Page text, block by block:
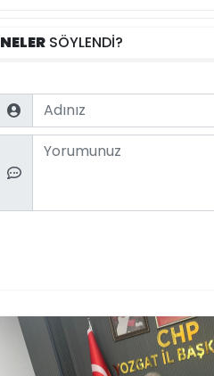
NELERSÖYLENDİ?
Name
Comment